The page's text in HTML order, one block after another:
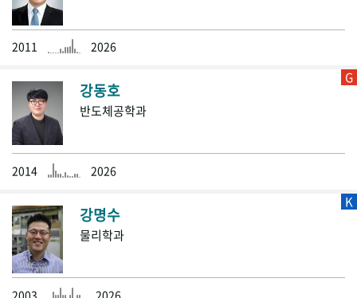
2011 2026
강동호
반도체공학과
2014 2026
G
강명수
물리학과
K